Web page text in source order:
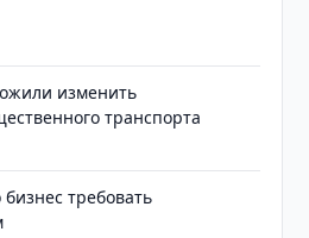
изменить
транспорта
требовать